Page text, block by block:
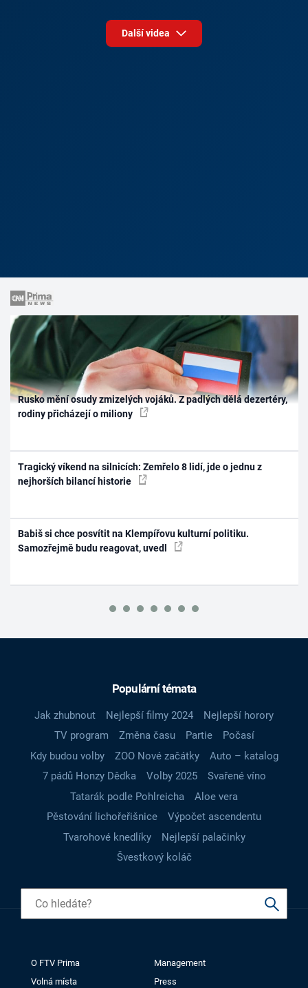
Další videa
Rusko mění osudy zmizelých vojáků. Z padlých dělá dezertéry,
rodiny přicházejí o miliony
Tragický víkend na silnicích: Zemřelo 8 lidí, jde o jednu z
nejhorších bilancí historie
Babiš si chce posvítit na Klempířovu kulturní politiku.
Samozřejmě budu reagovat, uvedl
Populární témata
Jak zhubnout Nejlepší filmy 2024
Nejlepší horory
TV program
Změna času Partie
Počasí
Kdy budou volby
ZOO Nové začátky
Auto – katalog
7 pádů Honzy Dědka
Volby 2025
Svařené víno
Tatarák podle Pohlreicha
Aloe vera
Pěstování lichořeřišnice
Výpočet ascendentu
Tvarohové knedlíky
Nejlepší palačinky
Švestkový koláč
O FTV Prima
Management
Volná místa
Press